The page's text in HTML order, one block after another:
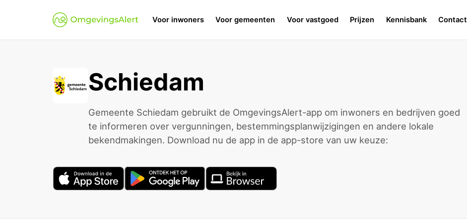
Voor inwoners Voor gemeenten Voor vastgoed Prijzen Kennisbank Contact
Schiedam
Gemeente Schiedam gebruikt de OmgevingsAlert-app om inwoners en bedrijven goed
te informeren over vergunningen, bestemmingsplanwijzigingen en andere lokale
bekendmakingen. Download nu de app in de app-store van uw keuze: